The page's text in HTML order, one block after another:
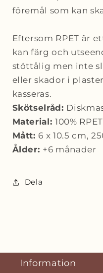
föremål som kan
Eftersom RPET är
kan färg och
stöttålig men inte
eller skador i
kasseras.
Skötselråd:
Material:100% RPET
Mått: 6 x 10.5 cm,
Ålder: +6 månader
Dela
Information